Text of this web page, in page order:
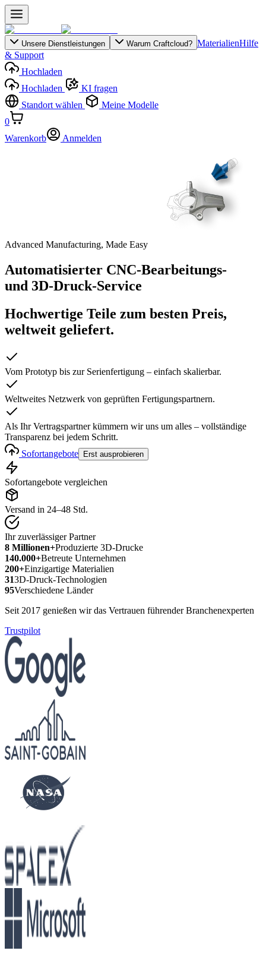
Unsere Dienstleistungen Warum Craftcloud? MaterialienHilfe
& Support
Hochladen
Hochladen
KI fragen
Standort wählen
Meine Modelle
0
Warenkorb
Anmelden
Advanced Manufacturing, Made Easy
Automatisierter CNC-Bearbeitungs-
und 3D-Druck-Service
Hochwertige Teile zum besten Preis,
weltweit geliefert.
Vom Prototyp bis zur Serienfertigung – einfach skalierbar.
Weltweites Netzwerk von geprüften Fertigungspartnern.
Als Ihr Vertragspartner kümmern wir uns um alles – vollständige
Transparenz bei jedem Schritt.
Sofortangebote Erst ausprobieren
Sofortangebote vergleichen
Versand in 24–48 Std.
Ihr zuverlässiger Partner
8 Millionen+Produzierte 3D-Drucke
140.000+Betreute Unternehmen
200+Einzigartige Materialien
313D-Druck-Technologien
95Verschiedene Länder
Seit 2017 genießen wir das Vertrauen führender Branchenexperten
Trustpilot